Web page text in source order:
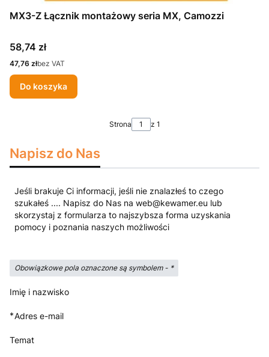
MX3-Z Łącznik montażowy seria MX, Camozzi
Cena
58,74 zł
Cena
47,76 złbez VAT
Do koszyka
Strona z 1
Napisz do Nas
Jeśli brakuje Ci informacji, jeśli nie znalazłeś to czego
szukałeś .... Napisz do Nas na web@kewamer.eu lub
skorzystaj z formularza to najszybsza forma uzyskania
pomocy i poznania naszych możliwości
Obowiązkowe pola oznaczone są symbolem - *
Imię i nazwisko
*Adres e-mail
Temat